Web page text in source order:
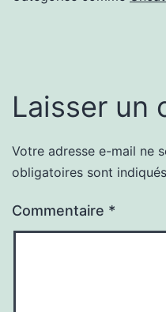
Laisser un
Votre adresse e-mail ne
obligatoires sont
Commentaire *